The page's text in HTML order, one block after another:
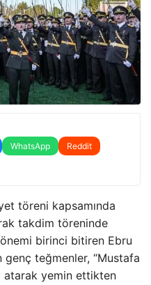
WhatsApp
Reddit
töreni kapsamında
takdim töreninde
birinci bitiren Ebru
teğmenler, “Mustafa
atarak yemin ettikten